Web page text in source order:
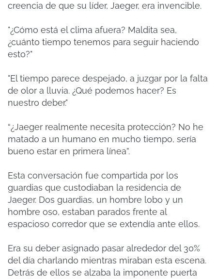
creencia de que su líder, Jaeger, era invencible.
"¿Cómo está el clima afuera? Maldita sea,
¿cuánto tiempo tenemos para seguir haciendo
esto?"
"El tiempo parece despejado, a juzgar por la falta
de olor a lluvia. ¿Qué podemos hacer? Es
nuestro deber."
“¿Jaeger realmente necesita protección? No he
matado a un humano en mucho tiempo, sería
bueno estar en primera línea”.
Esta conversación fue compartida por los
guardias que custodiaban la residencia de
Jaeger. Dos guardias, un hombre lobo y un
hombre oso, estaban parados frente al
espacioso corredor que se extendía ante ellos.
Era su deber asignado pasar alrededor del 30%
del día charlando mientras miraban esta escena.
Detrás de ellos se alzaba la imponente puerta